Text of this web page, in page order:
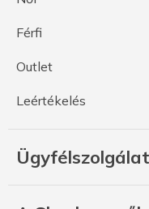
Férfi
Outlet
Leértékelés
Ügyfélszolgálat